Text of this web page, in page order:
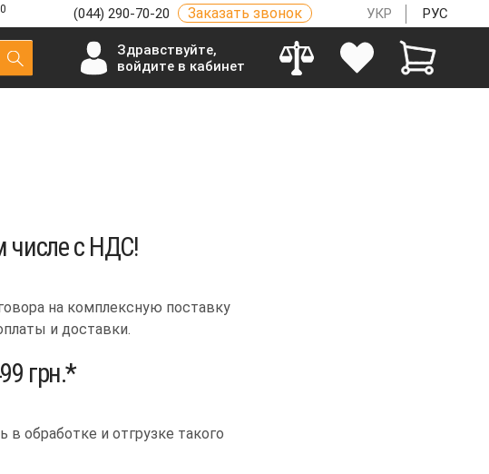
(044) 290-70-20 Заказать звонок УКР РУС
Здравствуйте,
войдите в кабинет
числе с НДС!
на комплексную поставку
и доставки.
грн.*
обработке и отгрузке такого